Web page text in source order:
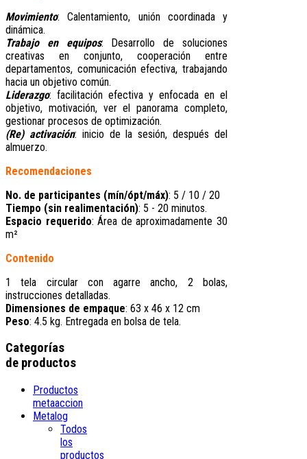
Movimiento: Calentamiento, unión coordinada y
dinámica.
Trabajo en equipos: Desarrollo de soluciones
creativas en conjunto, cooperación entre
departamentos, comunicación efectiva, trabajando
hacia un objetivo común.
Liderazgo: facilitación efectiva y enfocada en el
objetivo, motivación, ver el panorama completo,
gestionar procesos de optimización.
(Re) activación: inicio de la sesión, después del
almuerzo.
Recomendaciones
No. de participantes (mín/ópt/máx): 5 / 10 / 20
Tiempo (sin realimentación): 5 - 20 minutos.
Espacio requerido: Área de aproximadamente 30
m²
Contenido
1 tela circular con agarre ancho, 2 bolas,
instrucciones detalladas.
Dimensiones de empaque: 63 x 46 x 12 cm
Peso: 4.5 kg. Entregada en bolsa de tela.
Categorías
de productos
Productos
metaaccion
Metalog
Todos
los
productos